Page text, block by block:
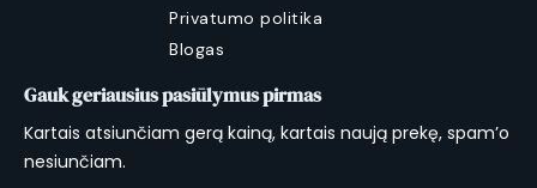
Privatumo politika
Blogas
Gauk geriausius pasiūlymus pirmas
Kartais atsiunčiam gerą kainą, kartais naują prekę, spam’o
nesiunčiam.